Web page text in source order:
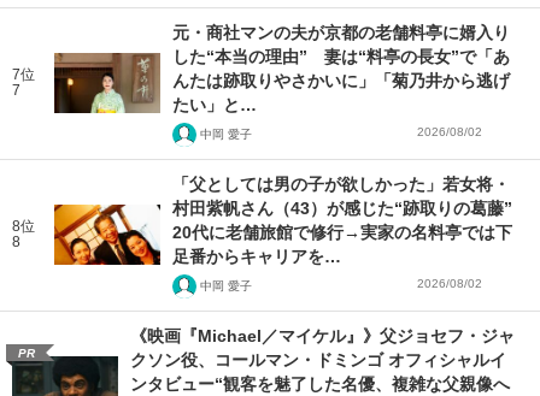
7位
7
元・商社マンの夫が京都の老舗料亭に婿入り
した“本当の理由” 妻は“料亭の長女”で「あ
んたは跡取りやさかいに」「菊乃井から逃げ
たい」と…
中岡 愛子 2026/08/02
8位
8
「父としては男の子が欲しかった」若女将・
村田紫帆さん（43）が感じた“跡取りの葛藤”
20代に老舗旅館で修行→実家の名料亭では下
足番からキャリアを…
中岡 愛子 2026/08/02
PR
《映画『Michael／マイケル』》父ジョセフ・ジャ
クソン役、コールマン・ドミンゴ オフィシャルイ
ンタビュー“観客を魅了した名優、複雑な父親像へ